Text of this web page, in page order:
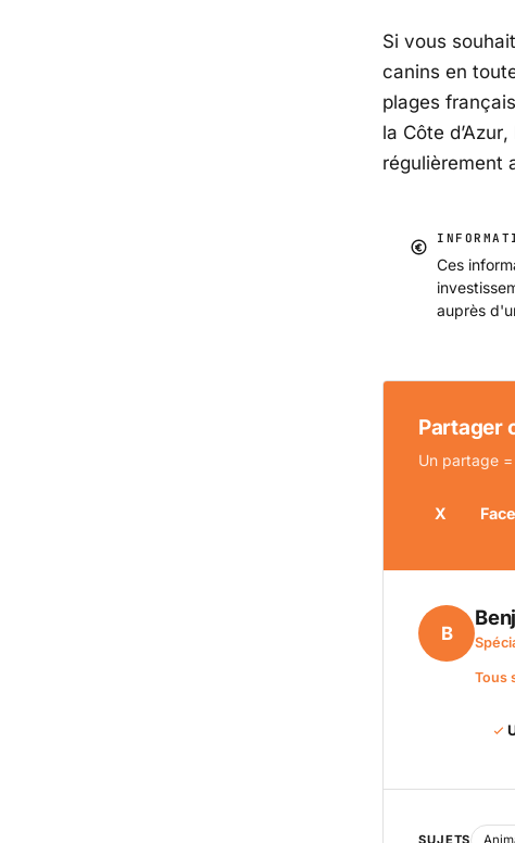
Si vous
canins en
plages
la Côte d’Azur,
régulièrement
Ces
auprès
Partager
Un partage
X
B
Tous